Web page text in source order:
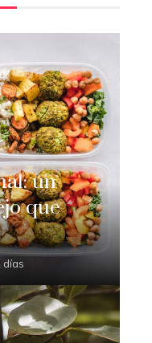
un
que
días